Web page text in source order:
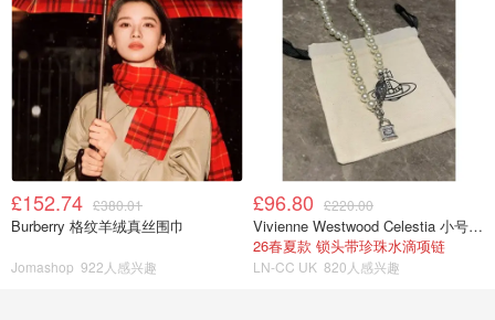
£152.74 £380.01
Burberry 格纹羊绒真丝围巾
Jomashop 922人感兴趣
£96.80 £220.00
Vivienne Westwood Celestia 小号吊坠项链
26春夏款 锁头带珍珠水滴项链
LN-CC UK 820人感兴趣